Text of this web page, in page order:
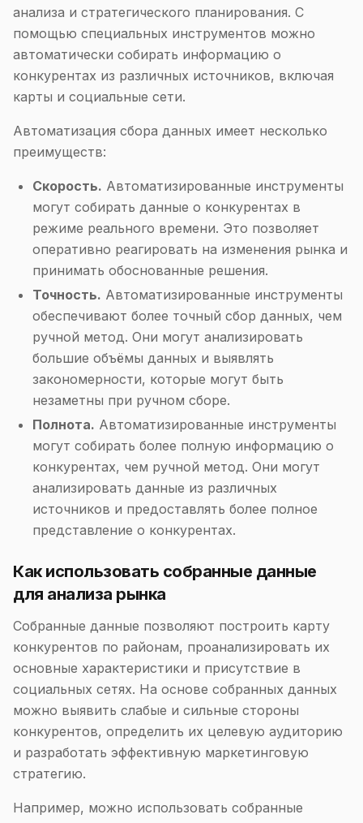
анализа и стратегического планирования. С
помощью специальных инструментов можно
автоматически собирать информацию о
конкурентах из различных источников, включая
карты и социальные сети.
Автоматизация сбора данных имеет несколько
преимуществ:
Скорость. Автоматизированные инструменты
могут собирать данные о конкурентах в
режиме реального времени. Это позволяет
оперативно реагировать на изменения рынка и
принимать обоснованные решения.
Точность. Автоматизированные инструменты
обеспечивают более точный сбор данных, чем
ручной метод. Они могут анализировать
большие объёмы данных и выявлять
закономерности, которые могут быть
незаметны при ручном сборе.
Полнота. Автоматизированные инструменты
могут собирать более полную информацию о
конкурентах, чем ручной метод. Они могут
анализировать данные из различных
источников и предоставлять более полное
представление о конкурентах.
Как использовать собранные данные
для анализа рынка
Собранные данные позволяют построить карту
конкурентов по районам, проанализировать их
основные характеристики и присутствие в
социальных сетях. На основе собранных данных
можно выявить слабые и сильные стороны
конкурентов, определить их целевую аудиторию
и разработать эффективную маркетинговую
стратегию.
Например, можно использовать собранные